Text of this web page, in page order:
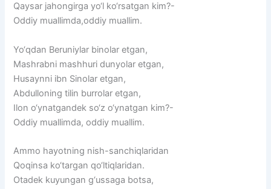
Qaysar jahongirga yo‘l ko‘rsatgan kim?-
Oddiy muallimda,oddiy muallim.
Yo‘qdan Beruniylar binolar etgan,
Mashrabni mashhuri dunyolar etgan,
Husaynni ibn Sinolar etgan,
Abdulloning tilin burrolar etgan,
Ilon o‘ynatgandek so‘z o‘ynatgan kim?-
Oddiy muallimda, oddiy muallim.
Ammo hayotning nish-sanchiqlaridan
Qoqinsa ko‘targan qo‘ltiqlaridan.
Otadek kuyungan g‘ussaga botsa,